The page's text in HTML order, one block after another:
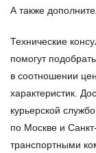
А также
Технические
помогут
в соотношении
характеристик.
курьерской
по Москве и
транспортными